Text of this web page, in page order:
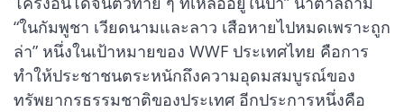
“ในกัมพูชา เวียดนามและลาว เสือหายไปหมดเพราะถูก
ล่า” หนึ่งในเป้าหมายของ WWF ประเทศไทย คือการ
ทำให้ประชาชนตระหนักถึงความอุดมสมบูรณ์ของ
ทรัพยากรธรรมชาติของประเทศ อีกประการหนึ่งคือ